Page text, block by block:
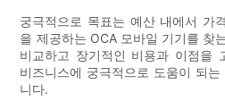
궁극적으로 목표는 예산 내에서 가
을 제공하는 OCA 모바일 기기를 찾
비교하고 장기적인 비용과 이점을
비즈니스에 궁극적으로 도움이 되
니다.